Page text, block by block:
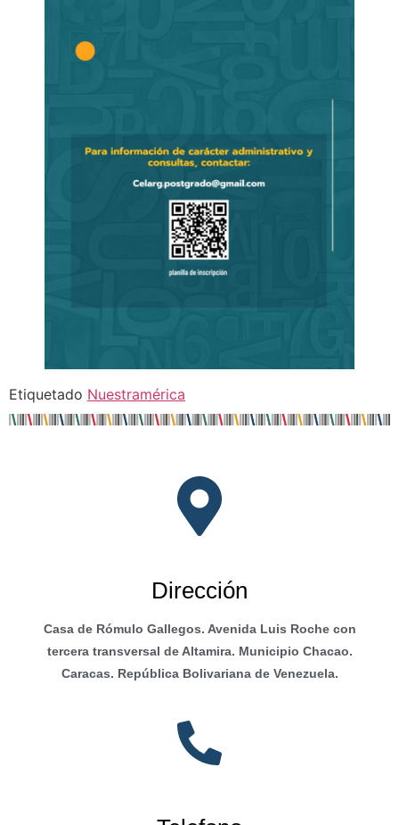
Etiquetado Nuestramérica
Dirección
Casa de Rómulo Gallegos. Avenida Luis Roche con
tercera transversal de Altamira. Municipio Chacao.
Caracas. República Bolivariana de Venezuela.